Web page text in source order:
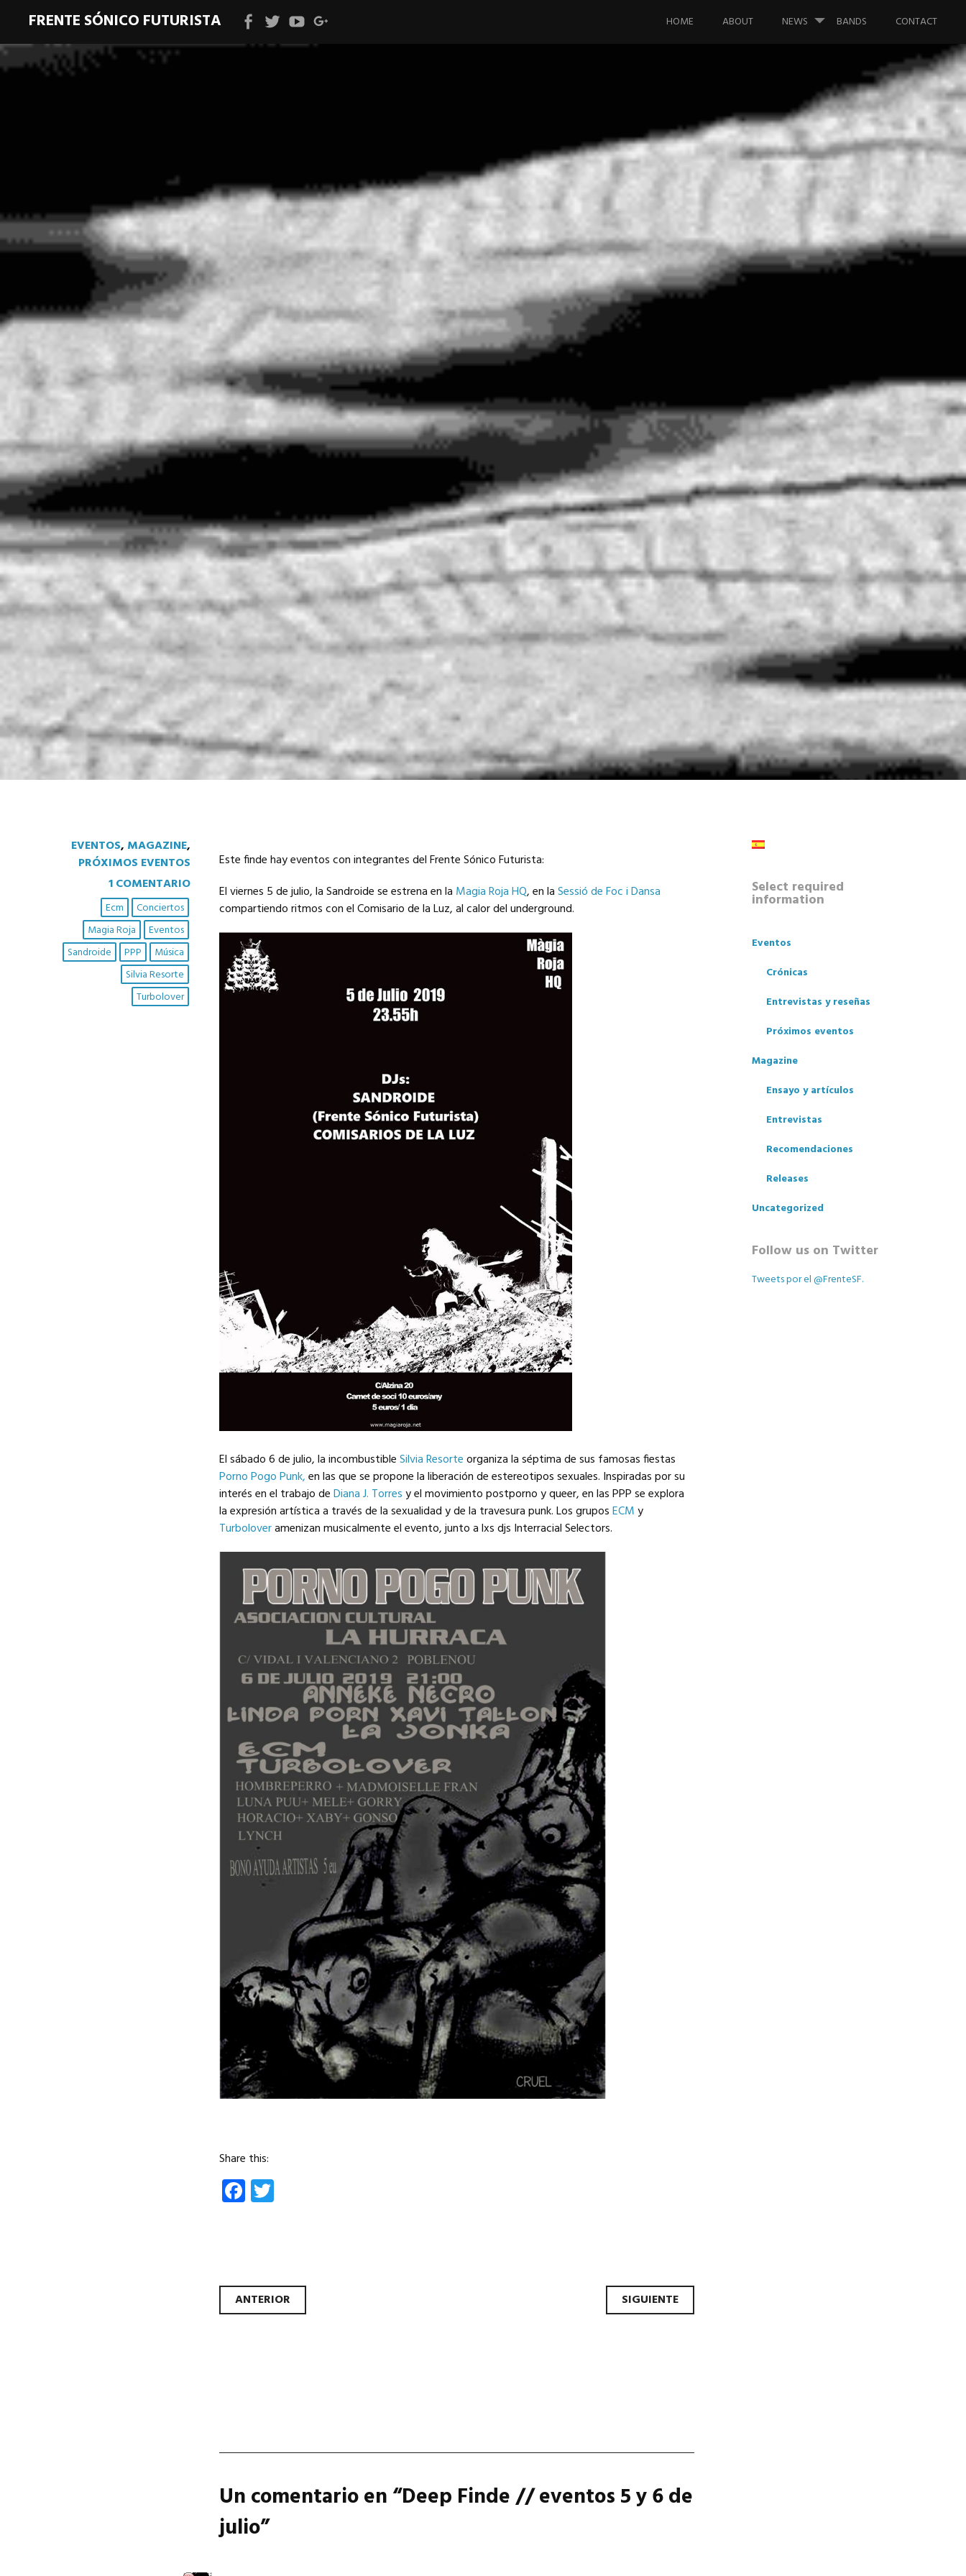
FRENTE SÓNICO FUTURISTA
HOME
ABOUT NEWS BANDS CONTACT
Deep Finde // eventos 5 y 6 de julio
julio 3, 2019
Leer Más
EVENTOS, MAGAZINE,
PRÓXIMOS EVENTOS
1 COMENTARIO
Conciertos
Ecm
Eventos
Magia Roja
Música
PPP
Sandroide
Silvia Resorte
Turbolover
Este finde hay eventos con integrantes del Frente Sónico Futurista:
El viernes 5 de julio, la Sandroide se estrena en la Magia Roja HQ, en laSessió de Foc i Dansa
compartiendo ritmos con el Comisario de la Luz, al calor del underground.
El sábado 6 de julio, la incombustibleSilvia Resorteorganiza la séptima de sus famosas fiestas
Porno Pogo Punk,en las que se propone la liberación de estereotipos sexuales. Inspiradas por su
interés en el trabajo deDiana J. Torresy el movimiento postporno y queer, en las PPP se explora
la expresión artística a través de la sexualidad y de la travesura punk. Los gruposECMy
Turboloveramenizan musicalmente el evento, junto a lxs djs Interracial Selectors.
Share this:
Facebook
Twitter
Navegador de artículos
ANTERIOR SIGUIENTE
Un comentario en “Deep Finde // eventos 5 y 6 de
julio”
Select required
information
Eventos
Crónicas
Entrevistas y reseñas
Próximos eventos
Magazine
Ensayo y artículos
Entrevistas
Recomendaciones
Releases
Uncategorized
Follow us on Twitter
Tweets por el @FrenteSF.